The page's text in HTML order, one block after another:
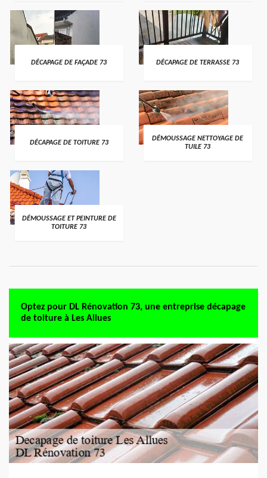
DÉCAPAGE DE FAÇADE 73 DÉCAPAGE DE TERRASSE 73
DÉCAPAGE DE TOITURE 73
DÉMOUSSAGE NETTOYAGE DE
TUILE 73
DÉMOUSSAGE ET PEINTURE DE
TOITURE 73
Optez pour DL Rénovation 73, une entreprise décapage
de toiture à Les Allues